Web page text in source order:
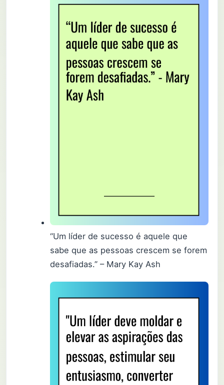
“Um líder de sucesso é aquele que
sabe que as pessoas crescem se forem
desafiadas.” – Mary Kay Ash